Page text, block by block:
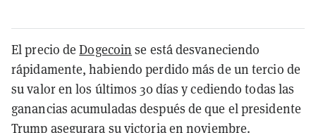
El precio deDogecoin se está desvaneciendo
rápidamente, habiendo perdido más de un tercio de
su valor en los últimos 30 días y cediendo todas las
ganancias acumuladas después de que el presidente
Trump asegurara su victoria en noviembre.